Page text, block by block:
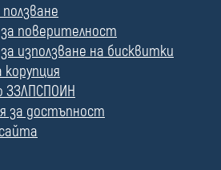
поверителност
използване на бисквитки
корупция
ЗЗЛПСПОИН
за достъпност